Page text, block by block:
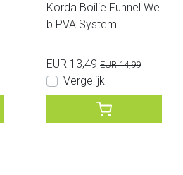
Korda Boilie Funnel We
b PVA System
EUR 13,49 EUR 14,99
Vergelijk